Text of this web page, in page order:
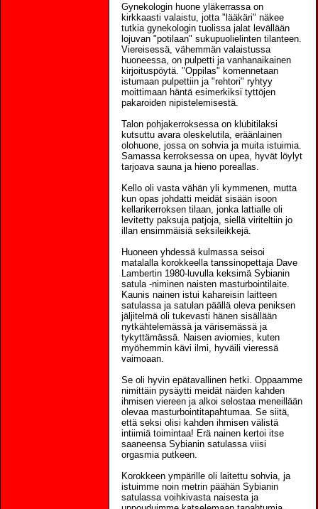
Gynekologin huone yläkerrassa on
kirkkaasti valaistu, jotta "lääkäri" näkee
tutkia gynekologin tuolissa jalat levällään
lojuvan "potilaan" sukupuolielinten tilanteen.
Viereisessä, vähemmän valaistussa
huoneessa, on pulpetti ja vanhanaikainen
kirjoituspöytä. "Oppilas" komennetaan
istumaan pulpettiin ja "rehtori" ryhtyy
moittimaan häntä esimerkiksi tyttöjen
pakaroiden nipistelemisestä.
Talon pohjakerroksessa on klubitilaksi
kutsuttu avara oleskelutila, eräänlainen
olohuone, jossa on sohvia ja muita istuimia.
Samassa kerroksessa on upea, hyvät löylyt
tarjoava sauna ja hieno poreallas.
Kello oli vasta vähän yli kymmenen, mutta
kun opas johdatti meidät sisään isoon
kellarikerroksen tilaan, jonka lattialle oli
levitetty paksuja patjoja, siellä viriteltiin jo
illan ensimmäisiä seksileikkejä.
Huoneen yhdessä kulmassa seisoi
matalalla korokkeella tanssinopettaja Dave
Lambertin 1980-luvulla keksimä Sybianin
satula -niminen naisten masturbointilaite.
Kaunis nainen istui kahareisin laitteen
satulassa ja satulan päällä oleva peniksen
jäljitelmä oli tukevasti hänen sisällään
nytkähtelemässä ja värisemässä ja
tykyttämässä. Naisen aviomies, kuten
myöhemmin kävi ilmi, hyväili vieressä
vaimoaan.
Se oli hyvin epätavallinen hetki. Oppaamme
nimittäin pysäytti meidät näiden kahden
ihmisen viereen ja alkoi selostaa meneillään
olevaa masturbointitapahtumaa. Se siitä,
että seksi olisi kahden ihmisen välistä
intiimiä toimintaa! Erä nainen kertoi itse
saaneensa Sybianin satulassa viisi
orgasmia putkeen.
Korokkeen ympärille oli laitettu sohvia, ja
istuimme noin metrin päähän Sybianin
satulassa voihkivasta naisesta ja